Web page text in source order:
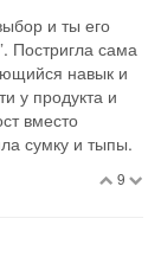
и ты его
Постригла сама
навык и
у продукта и
вместо
сумку и тыпы.
9